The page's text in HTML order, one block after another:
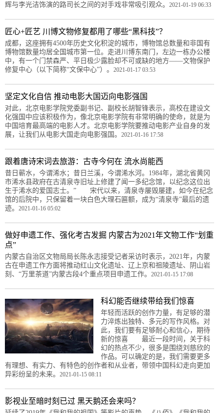
辉与李光洁饰演的路司长之间的对手戏非常吸引观众。 2021-01-19 06:33
匠心+匠艺 川博文物修复都用了哪些“黑科技”？
成都，这座拥有4500年历史文化积淀的城市，博物馆总数量和非国有
博物馆数量均居全国城市第一位。走进川博东南门，左边一栋办公楼
中，有一个门禁森严、平日极少露脸却不可或缺的地方——文物保护
修复中心（以下简称“文保中心”）。 2021-01-17 03:53
坚定文化自信 推动电影大国迈向电影强国
对此，北京电影学院党委副书记、副校长胡智锋表示，高校在建设文
化强国中应该积极作为，像北京电影学院有非常明确的使命，就是为
中国培育最高端的电影人才。北京电影学院要推动电影产业自身的发
展，让我们从电影大国走向电影强国。 2021-01-16 17:58
跟着唐诗宋词去旅游：古寺今何在 流水尚能西
昔日蕲水，今谓浠水；昔日兰溪，今谓浠水河。1984年，湖北省黄冈
市浠水县政府在古清泉寺旧址上修建了闻一多纪念馆，以纪念这位出
生于浠水的爱国志士。” 宋代以来，清泉寺屡毁屡建，如今在纪念
馆的后院中，只保留着一块白色大理石匾额，成为“清泉寺”最后的遗
迹。 2021-01-16 05:02
做好申遗工作、强化考古发掘 内蒙古为2021年文物工作“划重
点”
内蒙古自治区文物局局长陈永志接受记者采访时表示，2021年，内蒙
古在申遗工作方面将推动红山文化遗址、辽上京和祖陵遗址、阴山岩
刻、“万里茶道”内蒙古段4个重点项目申遗工作。 2021-01-15 17:08
科幻能否继续带给我们惊喜
年轻而活跃的创作力量，有足够的潜
力淬炼出独特、多元的写作风格。对
此，我们要有足够耐心和信心，期待
新的惊喜 最近一段时间，关于科
幻的热点不少，很多是围绕刘慈欣的
作品。可以确定的是，我们需要更多
有理想、有实力、有特色的创作者和从业者，带领中国科幻走向更加
异彩纷呈的未来。 2021-01-15 08:11
影视业至暗时刻已过 黑天鹅还会来吗？